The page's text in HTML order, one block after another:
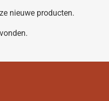
nieuwe producten.